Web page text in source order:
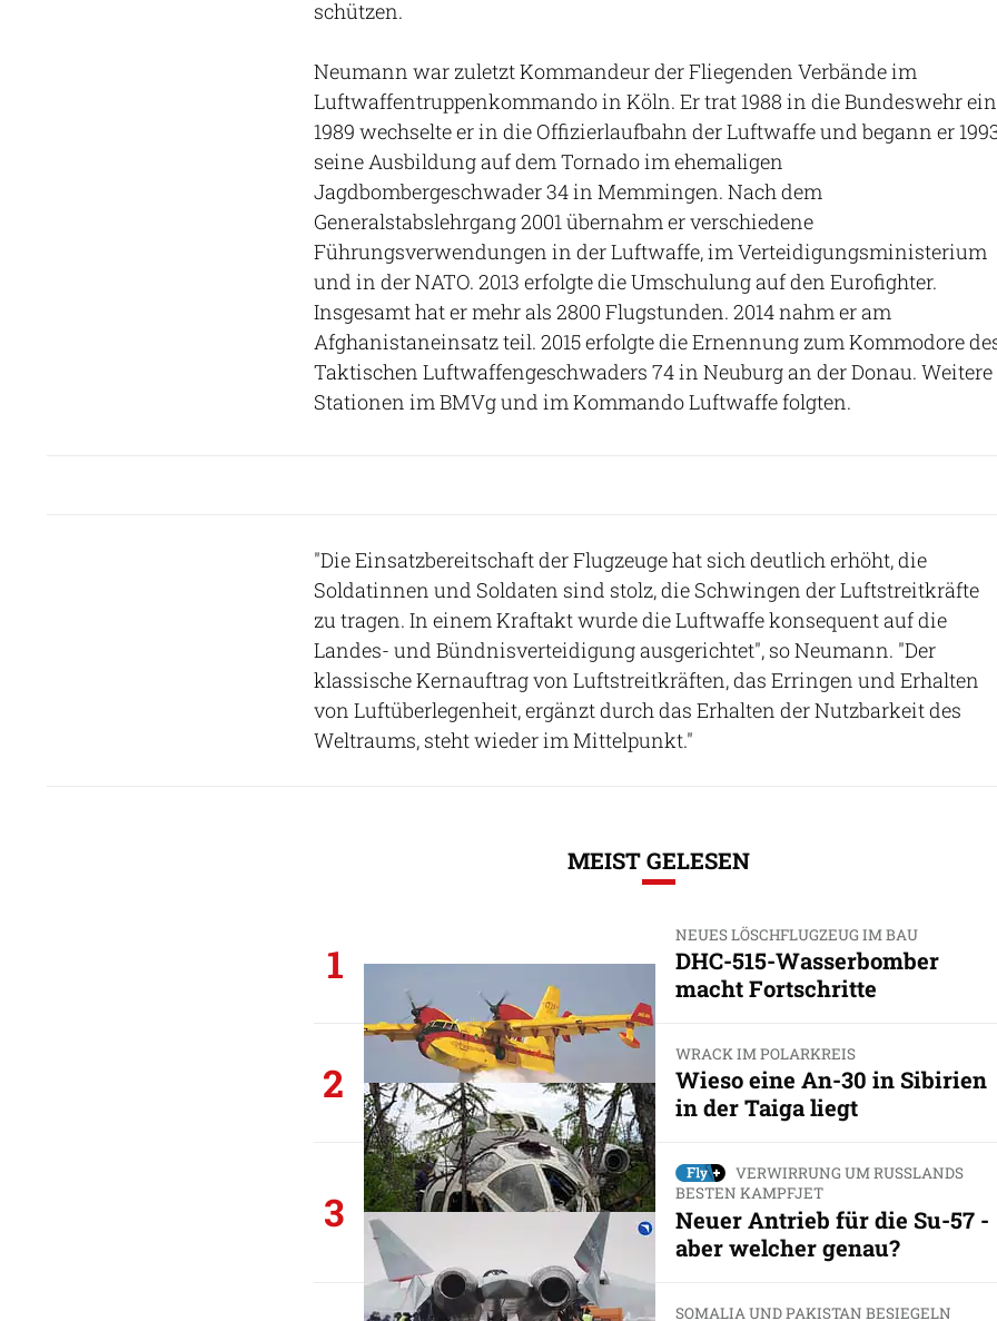
schützen.
Neumann war zuletzt Kommandeur der Fliegenden Verbände im
Luftwaffentruppenkommando in Köln. Er trat 1988 in die Bundeswehr
1989 wechselte er in die Offizierlaufbahn der Luftwaffe und begann er
seine Ausbildung auf dem Tornado im ehemaligen
Jagdbombergeschwader 34 in Memmingen. Nach dem
Generalstabslehrgang 2001 übernahm er verschiedene
Führungsverwendungen in der Luftwaffe, im Verteidigungsministerium
und in der NATO. 2013 erfolgte die Umschulung auf den Eurofighter.
Insgesamt hat er mehr als 2800 Flugstunden. 2014 nahm er am
Afghanistaneinsatz teil. 2015 erfolgte die Ernennung zum Kommodore
Taktischen Luftwaffengeschwaders 74 in Neuburg an der Donau. Weitere
Stationen im BMVg und im Kommando Luftwaffe folgten.
"Die Einsatzbereitschaft der Flugzeuge hat sich deutlich erhöht, die
Soldatinnen und Soldaten sind stolz, die Schwingen der Luftstreitkräfte
zu tragen. In einem Kraftakt wurde die Luftwaffe konsequent auf die
Landes- und Bündnisverteidigung ausgerichtet", so Neumann. "Der
klassische Kernauftrag von Luftstreitkräften, das Erringen und Erhalten
von Luftüberlegenheit, ergänzt durch das Erhalten der Nutzbarkeit des
Weltraums, steht wieder im Mittelpunkt."
MEIST GELESEN
1
NEUES LÖSCHFLUGZEUG IM BAU
DHC-515-Wasserbomber
macht Fortschritte
2
WRACK IM POLARKREIS
Wieso eine An-30 in Sibirien
in der Taiga liegt
3
VERWIRRUNG UM RUSSLANDS
BESTEN KAMPFJET
Neuer Antrieb für die Su-57 -
aber welcher genau?
SOMALIA UND PAKISTAN BESIEGELN